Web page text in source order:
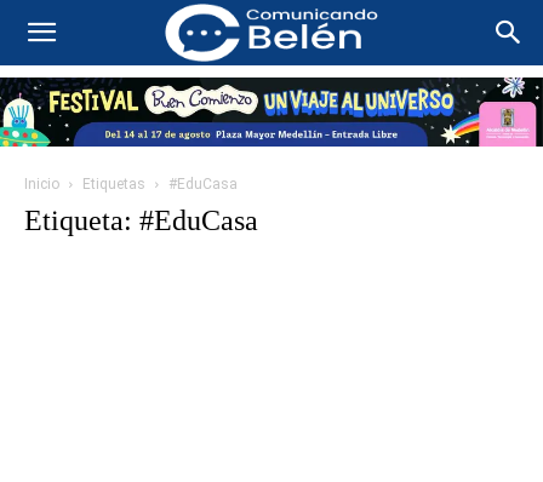
Inicio Etiquetas #EduCasa
Etiqueta: #EduCasa